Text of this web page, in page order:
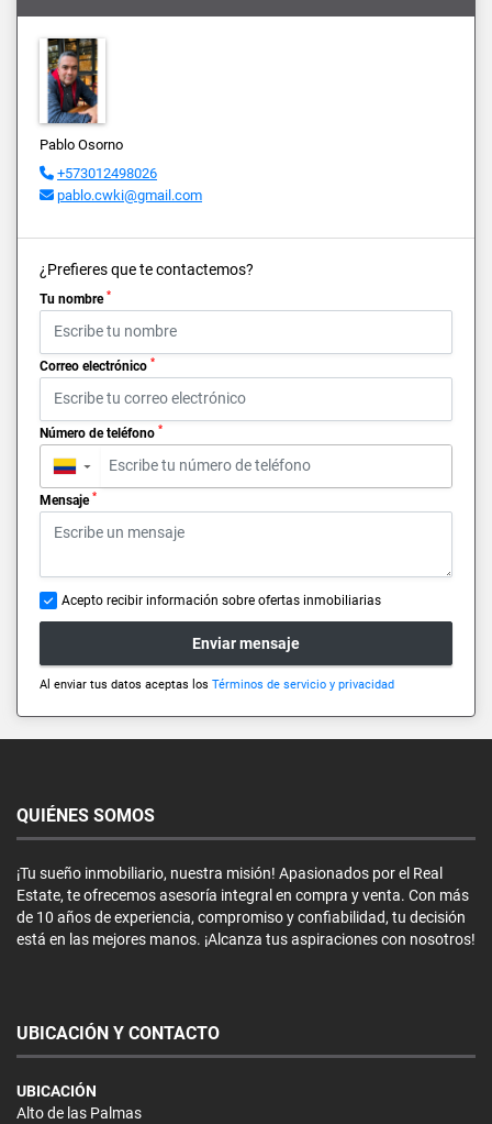
Pablo Osorno
+573012498026
pablo.cwki@gmail.com
¿Prefieres que te contactemos?
Tu nombre *
Correo electrónico *
Número de teléfono *
▼
Mensaje *
Acepto recibir información sobre ofertas inmobiliarias
Enviar mensaje
Al enviar tus datos aceptas los Términos de servicio y privacidad
QUIÉNES SOMOS
¡Tu sueño inmobiliario, nuestra misión! Apasionados por el Real
Estate, te ofrecemos asesoría integral en compra y venta. Con más
de 10 años de experiencia, compromiso y confiabilidad, tu decisión
está en las mejores manos. ¡Alcanza tus aspiraciones con nosotros!
UBICACIÓN Y CONTACTO
UBICACIÓN
Alto de las Palmas